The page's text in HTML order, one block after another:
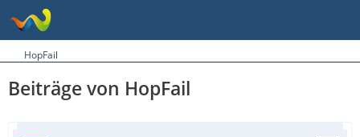
HopFail
Beiträge von HopFail